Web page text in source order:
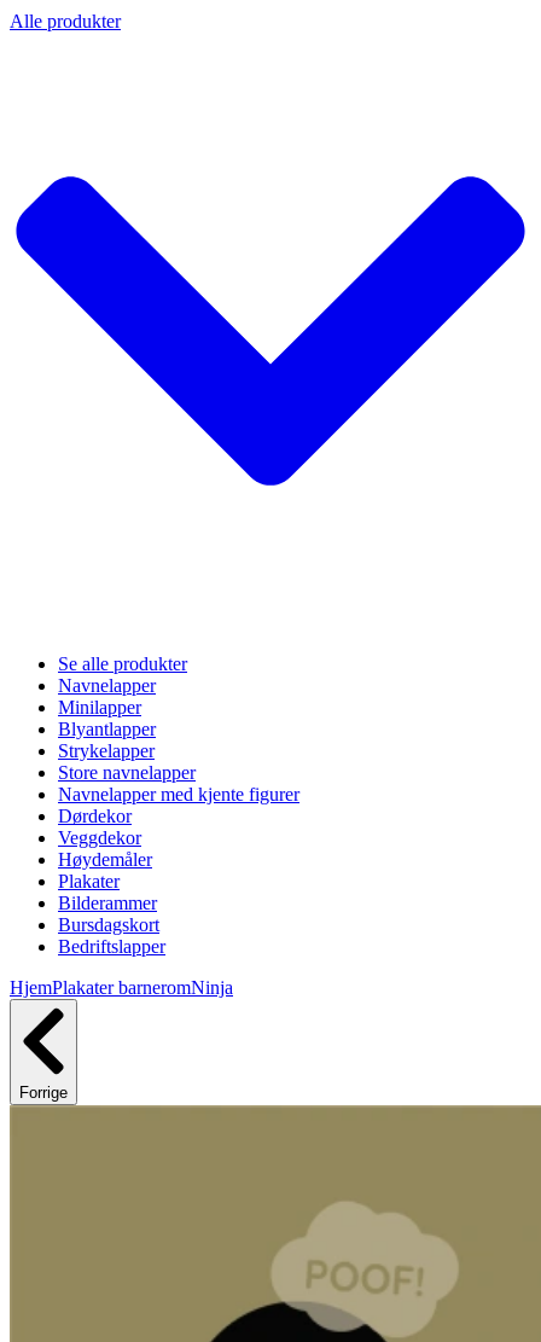
Alle produkter
Se alle produkter
Navnelapper
Minilapper
Blyantlapper
Strykelapper
Store navnelapper
Navnelapper med kjente figurer
Dørdekor
Veggdekor
Høydemåler
Plakater
Bilderammer
Bursdagskort
Bedriftslapper
HjemPlakater barneromNinja
Forrige